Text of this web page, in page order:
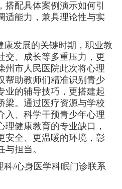
配具体案例演示如何引
适能力，兼具理论性与实
康发展的关键时期，职业教
交、成长等多重压力，更
州市人民医院此次将心理
帮助教师们精准识别青少
业的辅导技巧，更搭建起
梁。通过医疗资源与学校
入、科学干预青少年心理
健康教育的专业缺口，
安全、更温暖的环境，彰
担当。
科/心身医学科眠门诊联系